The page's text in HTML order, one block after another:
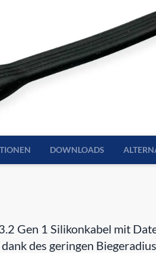
DOWNLOADS
Gen 1 Silikonkabel mit
des geringen